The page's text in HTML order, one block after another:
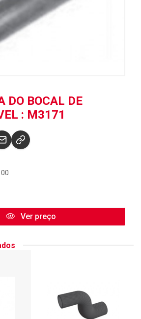
DO BOCAL DE
: M3171
Ver preço